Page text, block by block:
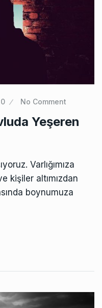
No Comment
Yeşeren
Varlığımıza
kişiler altımızdan
boynumuza